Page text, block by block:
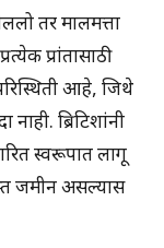
तर मालमत्ता
प्रांतासाठी
आहे, जिथे
ब्रिटिशांनी
स्वरूपात लागू
जमीन असल्यास